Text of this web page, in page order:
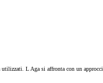
L Aga si affronta con un